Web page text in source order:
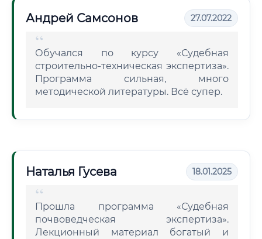
Андрей Самсонов 27.07.2022
Обучался по курсу «Судебная
строительно-техническая экспертиза».
Программа сильная, много
методической литературы. Всё супер.
Наталья Гусева 18.01.2025
Прошла программа «Судебная
почвоведческая экспертиза».
Лекционный материал богатый и